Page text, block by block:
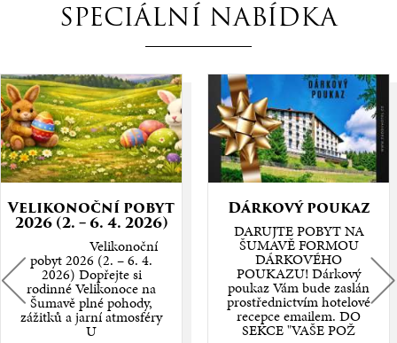
SPECIÁLNÍ NABÍDKA
Velikonoční pobyt
2026 (2. – 6. 4. 2026)
Velikonoční
pobyt 2026 (2. – 6. 4.
2026) Dopřejte si
rodinné Velikonoce na
Šumavě plné pohody,
zážitků a jarní atmosféry
U
Dárkový poukaz
DARUJTE POBYT NA
ŠUMAVĚ FORMOU
DÁRKOVÉHO
POUKAZU! Dárkový
poukaz Vám bude zaslán
prostřednictvím hotelové
recepce emailem. DO
SEKCE "VAŠE POŽ